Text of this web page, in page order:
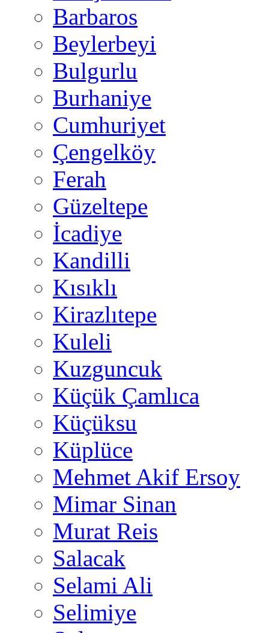
Barbaros
Beylerbeyi
Bulgurlu
Burhaniye
Cumhuriyet
Çengelköy
Ferah
Güzeltepe
İcadiye
Kandilli
Kısıklı
Kirazlıtepe
Kuleli
Kuzguncuk
Küçük Çamlıca
Küçüksu
Küplüce
Mehmet Akif Ersoy
Mimar Sinan
Murat Reis
Salacak
Selami Ali
Selimiye